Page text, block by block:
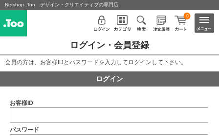
Netshop .Too デザイン・クリエイティブの専門店
0
ログイン・会員登録
会員の方は、お客様IDとパスワードを入力してログインして下さい。
ログイン
お客様ID
パスワード